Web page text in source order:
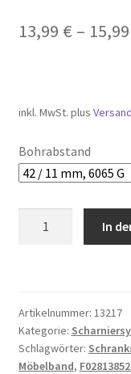
13,99 € – 15,99
inkl. MwSt. plus
Bohrabstand
Dämpfung
(4
Bohrbilder
In
Artikelnummer: 13217
Kategorie:
Schlagwörter:
Möbelband,